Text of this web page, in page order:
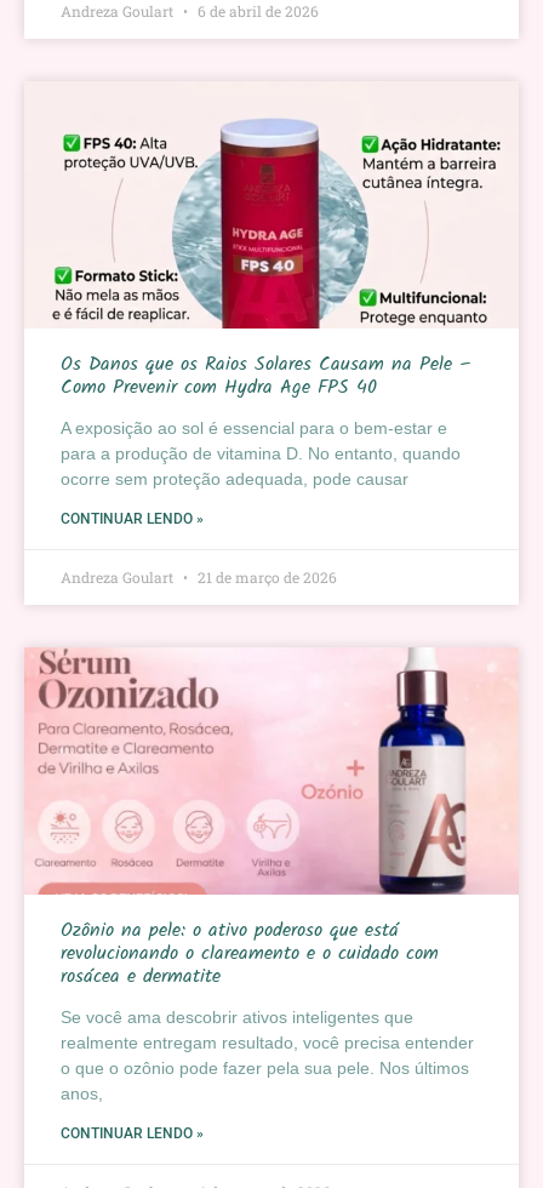
Andreza Goulart 6 de abril de 2026
Os Danos que os Raios Solares Causam na Pele –
Como Prevenir com Hydra Age FPS 40
A exposição ao sol é essencial para o bem-estar e
para a produção de vitamina D. No entanto, quando
ocorre sem proteção adequada, pode causar
CONTINUAR LENDO »
Andreza Goulart 21 de março de 2026
Ozônio na pele: o ativo poderoso que está
revolucionando o clareamento e o cuidado com
rosácea e dermatite
Se você ama descobrir ativos inteligentes que
realmente entregam resultado, você precisa entender
o que o ozônio pode fazer pela sua pele. Nos últimos
anos,
CONTINUAR LENDO »